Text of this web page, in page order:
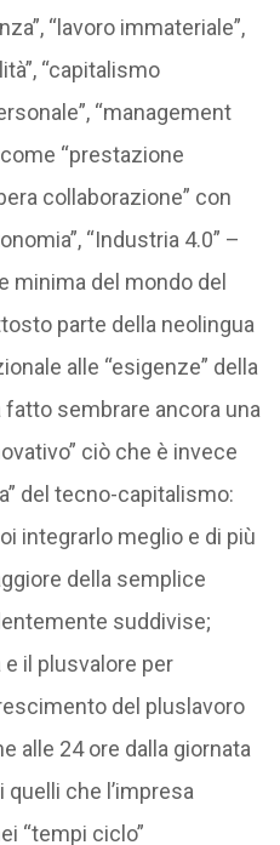
“lavoro immateriale”,
“capitalismo
“management
“prestazione
collaborazione” con
“Industria 4.0” –
minima del mondo del
parte della neolingua
alle “esigenze” della
sembrare ancora una
ciò che è invece
del tecno-capitalismo:
integrarlo meglio e di più
della semplice
suddivise;
il plusvalore per
del pluslavoro
alle 24 ore dalla giornata
quelli che l’impresa
“tempi ciclo”